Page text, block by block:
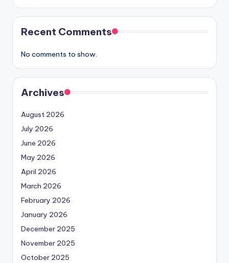
Recent Comments
No comments to show.
Archives
August 2026
July 2026
June 2026
May 2026
April 2026
March 2026
February 2026
January 2026
December 2025
November 2025
October 2025